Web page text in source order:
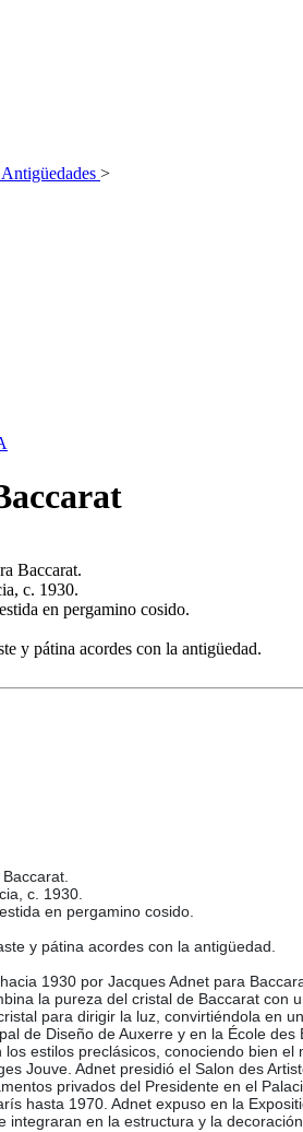
>
Baccarat.
c. 1930.
en pergamino cosido.
y pátina acordes con la antigüedad.
c. 1930.
en pergamino cosido.
y pátina acordes con la antigüedad.
1930 por Jacques Adnet para
la pureza del cristal de Baccarat
para dirigir la luz, convirtiéndola en
de Diseño de Auxerre y en la École
estilos preclásicos, conociendo bien
Jouve. Adnet presidió el Salon des
privados del Presidente en el
hasta 1970. Adnet expuso en la
integraran en la estructura y la